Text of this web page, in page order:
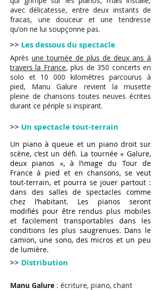
avec délicatesse, entre deux instants de
fracas, une douceur et une tendresse
qu’on ne lui soupçonne pas.
Après une tournée de plus de deux ans à
travers la France, plus de 350 concerts en
solo et 10 000 kilomètres parcourus à
pied, Manu Galure revient la musette
pleine de chansons toutes neuves écrites
durant ce périple si inspirant.
Un piano à queue et un piano droit sur
scène, c’est un défi. La tournée « Galure,
deux pianos », à l’image du Tour de
France à pied et en chansons, se veut
tout-terrain, et pourra se jouer partout :
dans des salles de spectacles comme
chez l’habitant. Les pianos seront
modifiés pour être rendus plus mobiles
et facilement transportables dans les
conditions les plus saugrenues. Dans le
camion, une sono, des micros et un peu
de lumière.
>> Les dessous du spectacle
>> Un spectacle tout-terrain
>> Distribution
Manu Galure : écriture, piano, chant